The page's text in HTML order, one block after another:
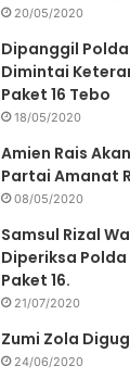
20/05/2020
Dipanggil
Dimintai
Paket 16 Tebo
18/05/2020
Amien Rais
Partai Amanat
08/05/2020
Samsul Rizal
Diperiksa
Paket 16.
21/07/2020
Zumi Zola
24/06/2020